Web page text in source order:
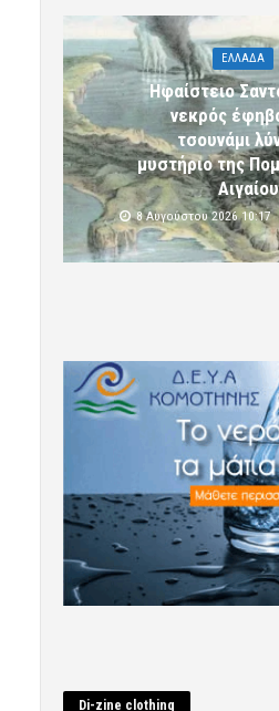
ΕΛΛΑΔΑ
Ηφαίστειο
νεκρός
τσουνάμι
μυστήριο της
Αιγαίου
8 Αυγούστου 2026 10:17
Di-zine clothing